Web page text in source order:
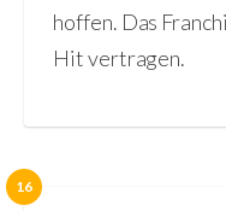
hoffen. Das
Hit vertragen.
16